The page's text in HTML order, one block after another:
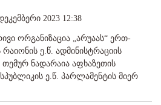
2023 12:38
ორგანიზაცია „არუაას“ ერთ-
ე.წ. ადმინისტრაციის
ნადარაია აფხაზეთის
ე.წ. პარლამენტის მიერ